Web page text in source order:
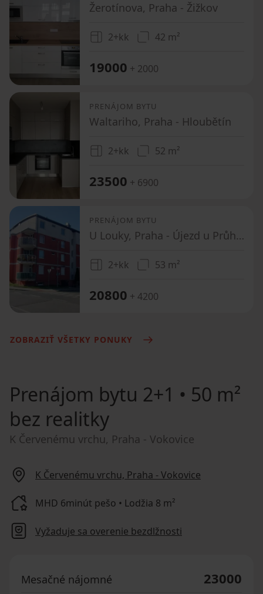
Žerotínova, Praha - Žižkov
2+kk 42 m²
19000 + 2000
PRENÁJOM BYTU
Waltariho, Praha - Hloubětín
2+kk 52 m²
23500 + 6900
PRENÁJOM BYTU
U Louky, Praha - Újezd u Průhonic
2+kk 53 m²
20800 + 4200
ZOBRAZIŤ VŠETKY PONUKY
Prenájom bytu 2+1 • 50 m²
bez realitky
K Červenému vrchu, Praha - Vokovice
K Červenému vrchu, Praha - Vokovice
MHD 6minút pešo • Lodžia 8 m²
Vyžaduje sa overenie bezdlžnosti
Mesačné nájomné 23000